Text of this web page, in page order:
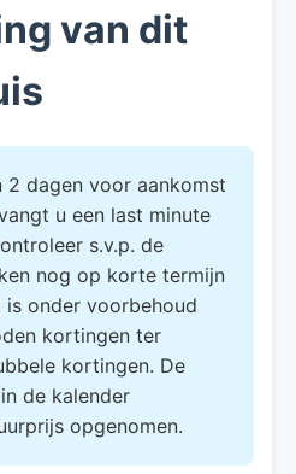
van dit
2 dagen voor aankomst
u een last minute
s.v.p. de
nog op korte termijn
onder voorbehoud
kortingen ter
kortingen. De
de kalender
opgenomen.